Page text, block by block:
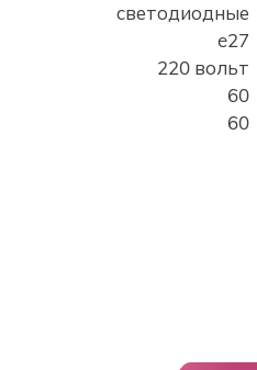
светодиодные
e27
220 вольт
60
60